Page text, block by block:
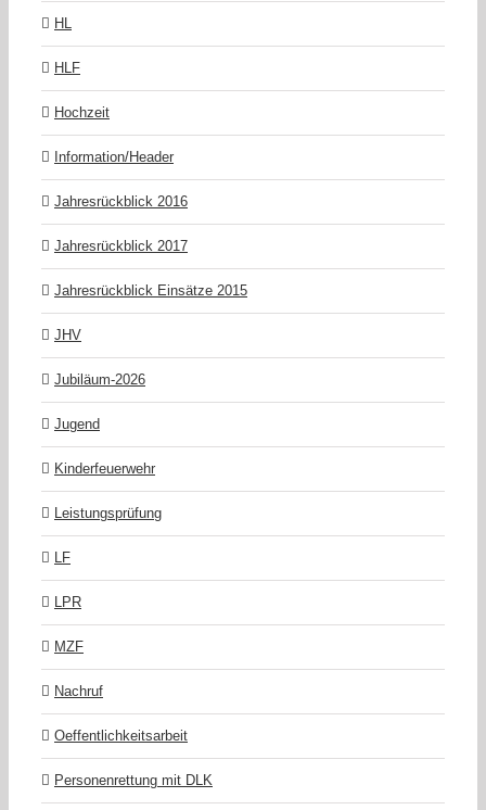
HL
HLF
Hochzeit
Information/Header
Jahresrückblick 2016
Jahresrückblick 2017
Jahresrückblick Einsätze 2015
JHV
Jubiläum-2026
Jugend
Kinderfeuerwehr
Leistungsprüfung
LF
LPR
MZF
Nachruf
Oeffentlichkeitsarbeit
Personenrettung mit DLK